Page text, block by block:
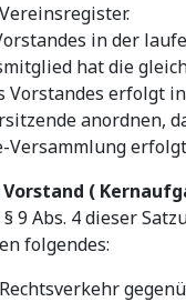
in der
hat die
Vorstandes erfolgt
anordnen,
(
9 Abs. 4 dieser
folgendes: